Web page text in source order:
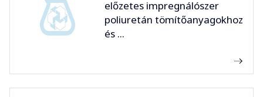
előzetes impregnálószer
poliuretán tömítőanyagokhoz
és ...